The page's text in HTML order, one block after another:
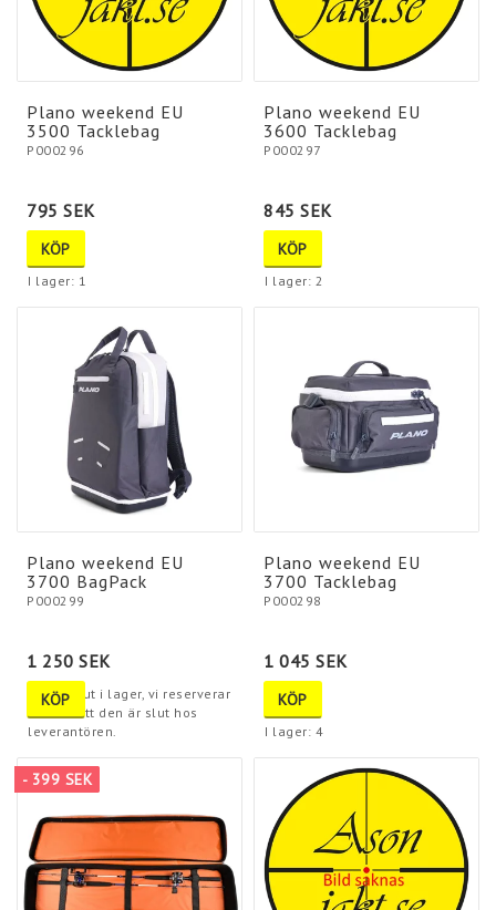
Plano weekend EU
3500 Tacklebag
P000296
795 SEK
I lager: 1
KÖP
Plano weekend EU
3600 Tacklebag
P000297
845 SEK
I lager: 2
KÖP
Plano weekend EU
3700 BagPack
P000299
1 250 SEK
Tyvärr slut i lager, vi reserverar
oss för att den är slut hos
leverantören.
KÖP
Plano weekend EU
3700 Tacklebag
P000298
1 045 SEK
I lager: 4
KÖP
- 399 SEK